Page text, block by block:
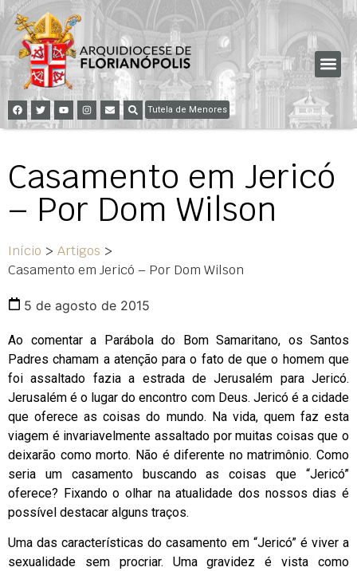
Tutela de Menores
Casamento em Jericó
– Por Dom Wilson
Início > Artigos >
Casamento em Jericó – Por Dom Wilson
5 de agosto de 2015
Ao comentar a Parábola do Bom Samaritano, os Santos
Padres chamam a atenção para o fato de que o homem que
foi assaltado fazia a estrada de Jerusalém para Jericó.
Jerusalém é o lugar do encontro com Deus. Jericó é a cidade
que oferece as coisas do mundo. Na vida, quem faz esta
viagem é invariavelmente assaltado por muitas coisas que o
deixarão como morto. Não é diferente no matrimônio. Como
seria um casamento buscando as coisas que “Jericó”
oferece? Fixando o olhar na atualidade dos nossos dias é
possível destacar alguns traços.
Uma das características do casamento em “Jericó” é viver a
sexualidade sem procriar. Uma gravidez é vista como